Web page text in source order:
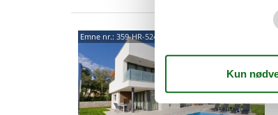
Emne nr.: 359-HR-52474-01